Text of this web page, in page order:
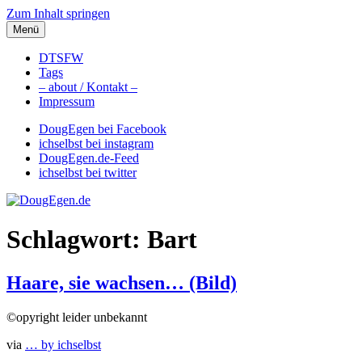
Zum Inhalt springen
DougEgen.de
Musik, Gedanken und Informationen / Ich bin Doug Egen!
Menü
DTSFW
Tags
– about / Kontakt –
Impressum
DougEgen bei Facebook
ichselbst bei instagram
DougEgen.de-Feed
ichselbst bei twitter
Schlagwort: Bart
Haare, sie wachsen… (Bild)
©opyright leider unbekannt
via … by ichselbst